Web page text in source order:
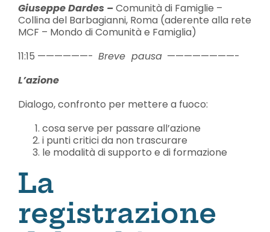
Giuseppe Dardes –Comunità di Famiglie –
Collina del Barbagianni, Roma (aderente alla rete
MCF – Mondo di Comunità e Famiglia)
11:15 ——————- Breve pausa ————————-
L’azione
Dialogo, confronto per mettere a fuoco:
cosa serve per passare all’azione
i punti critici da non trascurare
le modalità di supporto e di formazione
La
registrazione